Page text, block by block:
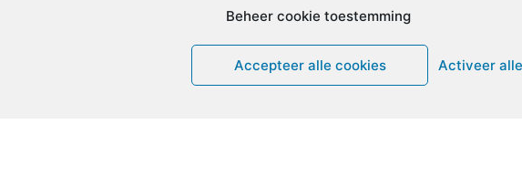
Beheer cookie toestemming
Accepteer alle cookies Activeer